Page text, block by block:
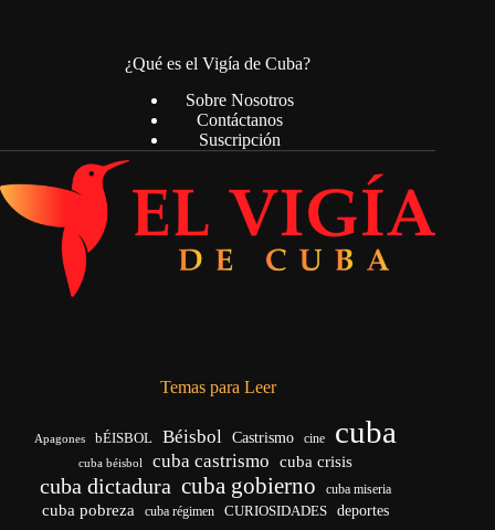
¿Qué es el Vigía de Cuba?
Sobre Nosotros
Contáctanos
Suscripción
Temas para Leer
Apagones bÉISBOL Béisbol Castrismo cine cuba
cuba béisbol cuba castrismo cuba crisis
cuba dictadura cuba gobierno cuba miseria
cuba pobreza cuba régimen CURIOSIDADES deportes